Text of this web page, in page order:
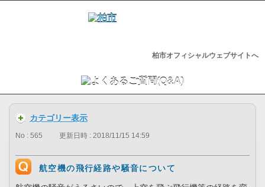
柏市オフィシャルウェブサイトへ
カテゴリー表示
No : 565 更新日時 : 2018/11/15 14:59
航空機の飛行経路や騒音について